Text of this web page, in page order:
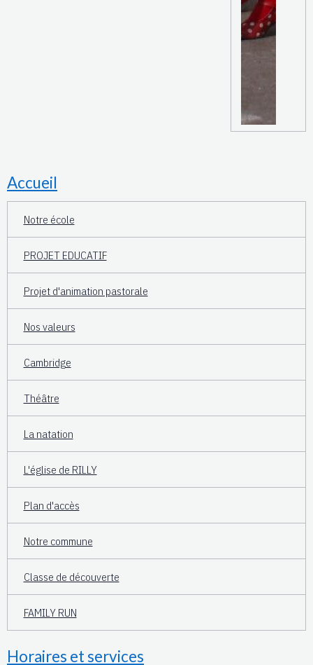
Accueil
Notre école
PROJET EDUCATIF
Projet d'animation pastorale
Nos valeurs
Cambridge
Théâtre
La natation
L'église de RILLY
Plan d'accès
Notre commune
Classe de découverte
FAMILY RUN
Horaires et services